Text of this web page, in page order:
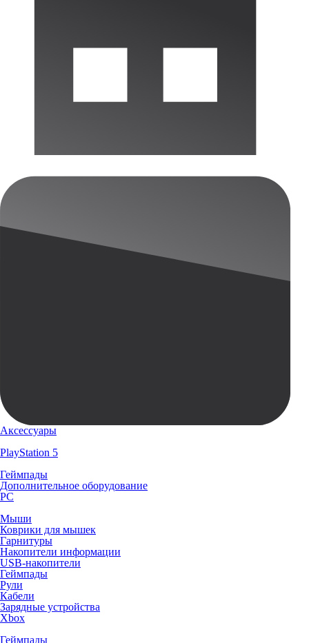
Аксессуары
PlayStation 5
Геймпады
Дополнительное оборудование
PC
Мыши
Коврики для мышек
Гарнитуры
Накопители информации
USB-накопители
Геймпады
Рули
Кабели
Зарядные устройства
Xbox
Геймпады